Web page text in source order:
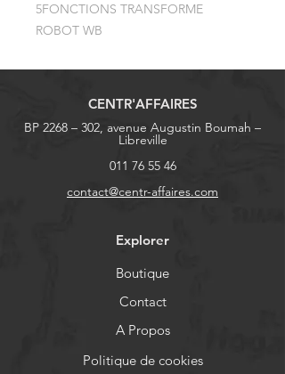
5FONCTIONS TRANSFORME
ROBOT WB
CENTR'AFFAIRES
BP 2268 – 302, avenue Augustin Boumah –
Libreville
011 76 55 46
contact@centr-affaires.com
Explorer
Boutique
Contact
A Propos
Politique de cookies